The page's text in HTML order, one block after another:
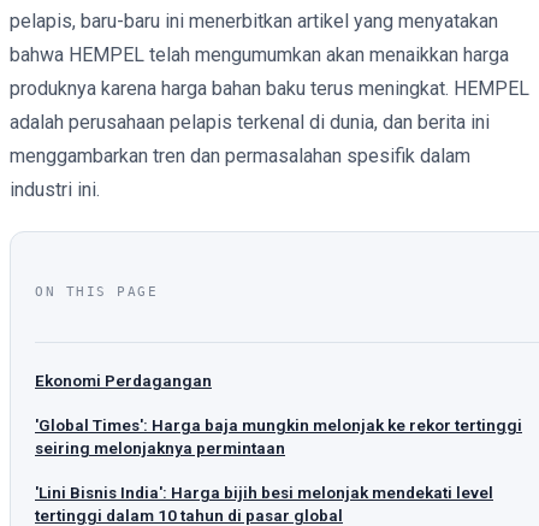
pelapis, baru-baru ini menerbitkan artikel yang menyatakan
bahwa HEMPEL telah mengumumkan akan menaikkan harga
produknya karena harga bahan baku terus meningkat. HEMPEL
adalah perusahaan pelapis terkenal di dunia, dan berita ini
menggambarkan tren dan permasalahan spesifik dalam
industri ini.
ON THIS PAGE
Ekonomi Perdagangan
'Global Times': Harga baja mungkin melonjak ke rekor tertinggi
seiring melonjaknya permintaan
'Lini Bisnis India': Harga bijih besi melonjak mendekati level
tertinggi dalam 10 tahun di pasar global